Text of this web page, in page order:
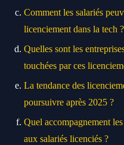
Comment les salariés
licenciement dans la tech ?
Quelles sont les
touchées par ces
La tendance des
poursuivre après 2025 ?
Quel accompagnement
aux salariés licenciés ?